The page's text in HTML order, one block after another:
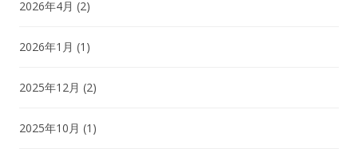
2026年4月 (2)
2026年1月 (1)
2025年12月 (2)
2025年10月 (1)